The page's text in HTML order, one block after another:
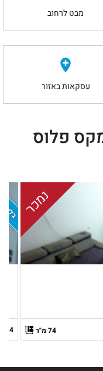
מבט לרחוב
עסקאות באזור
פלוס
נמכר
74 מ"ר 4